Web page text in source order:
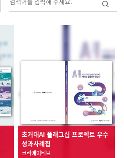
초거대AI 플래그십 프로젝트 우수
성과사례집
크리에이티브